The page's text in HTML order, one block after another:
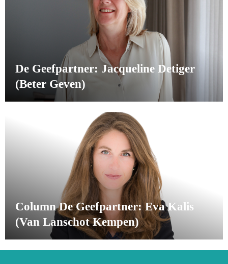
De Geefpartner: Jacqueline Detiger
(Beter Geven)
Column De Geefpartner: Eva Kalis
(Van Lanschot Kempen)